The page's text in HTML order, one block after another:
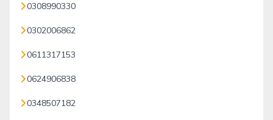
0308990330
0302006862
0611317153
0624906838
0348507182